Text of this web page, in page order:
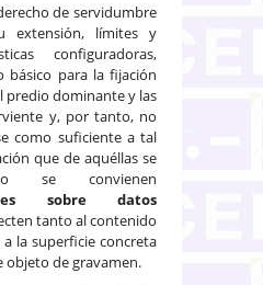
de servidumbre
extensión, límites y
configuradoras,
básico para la fijación
predio dominante y las
y, por tanto, no
como suficiente a tal
que de aquéllas se
se convienen
sobre datos
tanto al contenido
la superficie concreta
objeto de gravamen.